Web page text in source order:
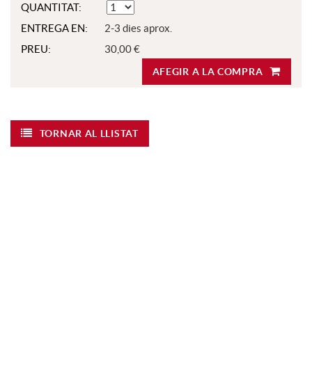
QUANTITAT:
ENTREGA EN:
2-3 dies aprox.
PREU:
30,00 €
AFEGIR A LA COMPRA
TORNAR AL LLISTAT